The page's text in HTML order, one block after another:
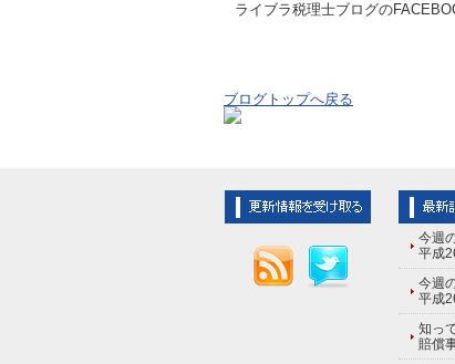
ライブラ税理士ブログの
ブログトップへ戻る
今週
平成
今週
平成
知っ
賠償